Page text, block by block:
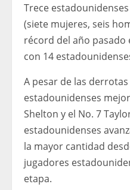
Trece
(siete mujeres, seis
récord del año pasado
con 14
A pesar de las
estadounidenses
Shelton y el No. 7
estadounidenses
la mayor cantidad
jugadores
etapa.